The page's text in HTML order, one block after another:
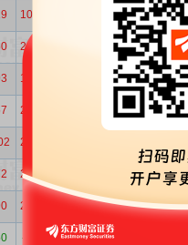
10.00% 68992.61
20.01% 9870.17
10.01% 20520.31
20.00% 8744.55
20.21%
20.01% 4955.56
20.00% 1309.58 4054.77
-4.39% 1124.56